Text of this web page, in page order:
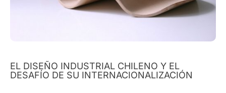
EL DISEÑO INDUSTRIAL CHILENO Y EL
DESAFÍO DE SU INTERNACIONALIZACIÓN